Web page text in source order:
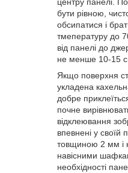
центру панелі.
бути рівною,
обсипатися і
тмепературу до
від панелі до
не менше 10-15
Якщо поверхня
укладена
добре
почне
відклеювання
впевнені у своїй
товщиною 2 мм і
навісними
необхідності